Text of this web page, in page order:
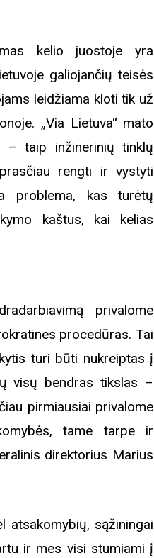
kelio juostoje yra
galiojančių teisės
leidžiama kloti tik už
„Via Lietuva“ mato
– taip inžinerinių tinklų
rengti ir vystyti
problema, kas turėtų
kaštus, kai kelias
privalome
procedūras. Tai
turi būti nukreiptas į
visų bendras tikslas –
pirmiausiai privalome
tame tarpe ir
direktorius Marius
atsakomybių, sąžiningai
ir mes visi stumiami į